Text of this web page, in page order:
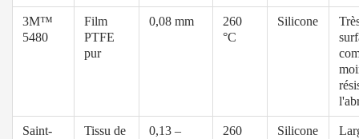
3M™
5480
Film
PTFE
pur
0,08 mm
260
°C
Silicone
Saint-
Tissu de
0,13 –
260
Silicone